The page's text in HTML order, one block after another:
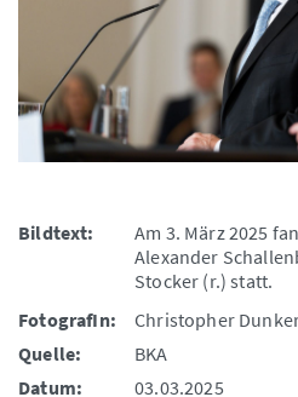
Bildtext:
Am 3. März 2025
Alexander
Stocker (r.) statt.
FotografIn:
Christopher
Quelle:
BKA
Datum:
03.03.2025